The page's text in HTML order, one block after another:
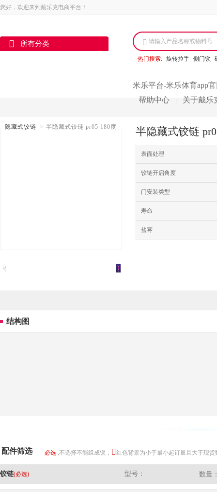
您好，欢迎来到戴乐克电商平台！
所有分类 请输入产品名称或物料号
热门搜索: 旋转拉手 侧门锁
米乐平台-米乐体育app
帮助中心
关于戴乐
隐藏式铰链 > 半隐藏式铰链 pr05 180度 半隐藏式铰链
表面处理
铰链开启角度
门安装类型
寿命
盐雾
结构图
配件筛选 必选 ,不选择不能组成锁， 红色背景为小于最小起订量且大于现
铰链(必选) 型号： 数量